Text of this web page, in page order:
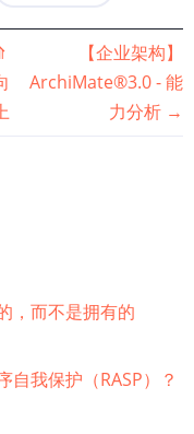
【企业架构】
ArchiMate®3.0 - 能
力分析 →
，而不是拥有的
自我保护（RASP）？